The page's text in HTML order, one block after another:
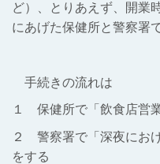
ど）、とりあえず、開業
にあげた保健所と警察署
手続きの流れは
１ 保健所で「飲食店営
２ 警察署で「深夜にお
をする